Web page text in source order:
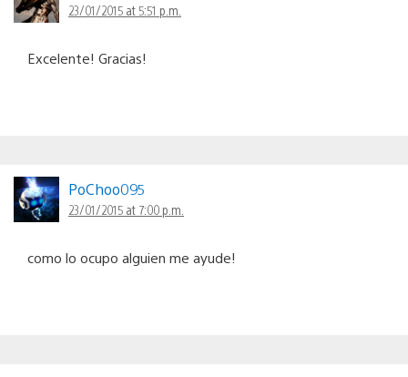
23/01/2015 at 5:51 p.m.
Excelente! Gracias!
PoChoo095
23/01/2015 at 7:00 p.m.
como lo ocupo alguien me ayude!